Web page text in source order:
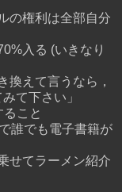
の権利は全部自分
入る (いきなり
換えて言うなら，
て下さい」
こと
誰でも電子書籍が
せてラーメン紹介